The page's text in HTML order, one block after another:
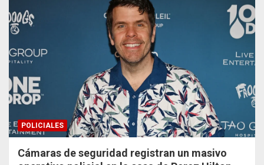
POLICIALES
Cámaras de seguridad registran un masivo